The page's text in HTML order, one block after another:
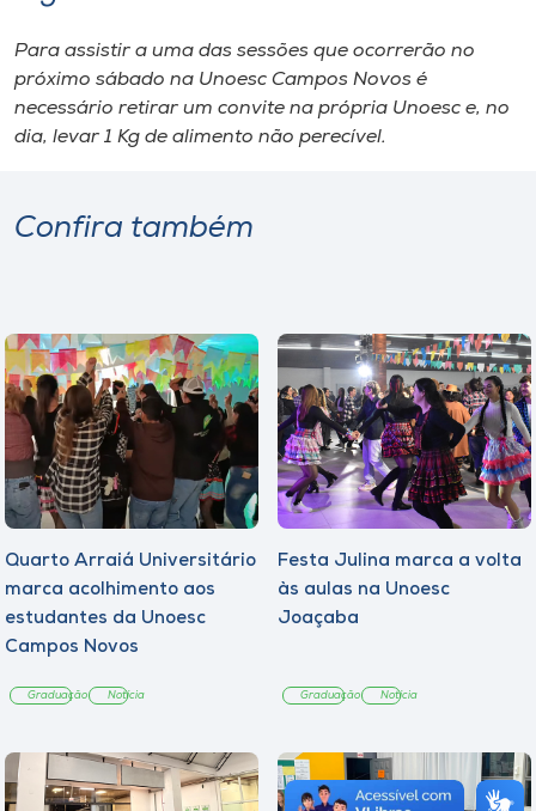
A+
A-
Para assistir a uma das sessões que ocorrerão no
próximo sábado na Unoesc Campos Novos é
necessário retirar um convite na própria Unoesc e, no
dia, levar 1 Kg de alimento não perecível.
Confira também
Quarto Arraiá Universitário
marca acolhimento aos
estudantes da Unoesc
Campos Novos
Graduação Notícia
Festa Julina marca a volta
às aulas na Unoesc
Joaçaba
Graduação Notícia